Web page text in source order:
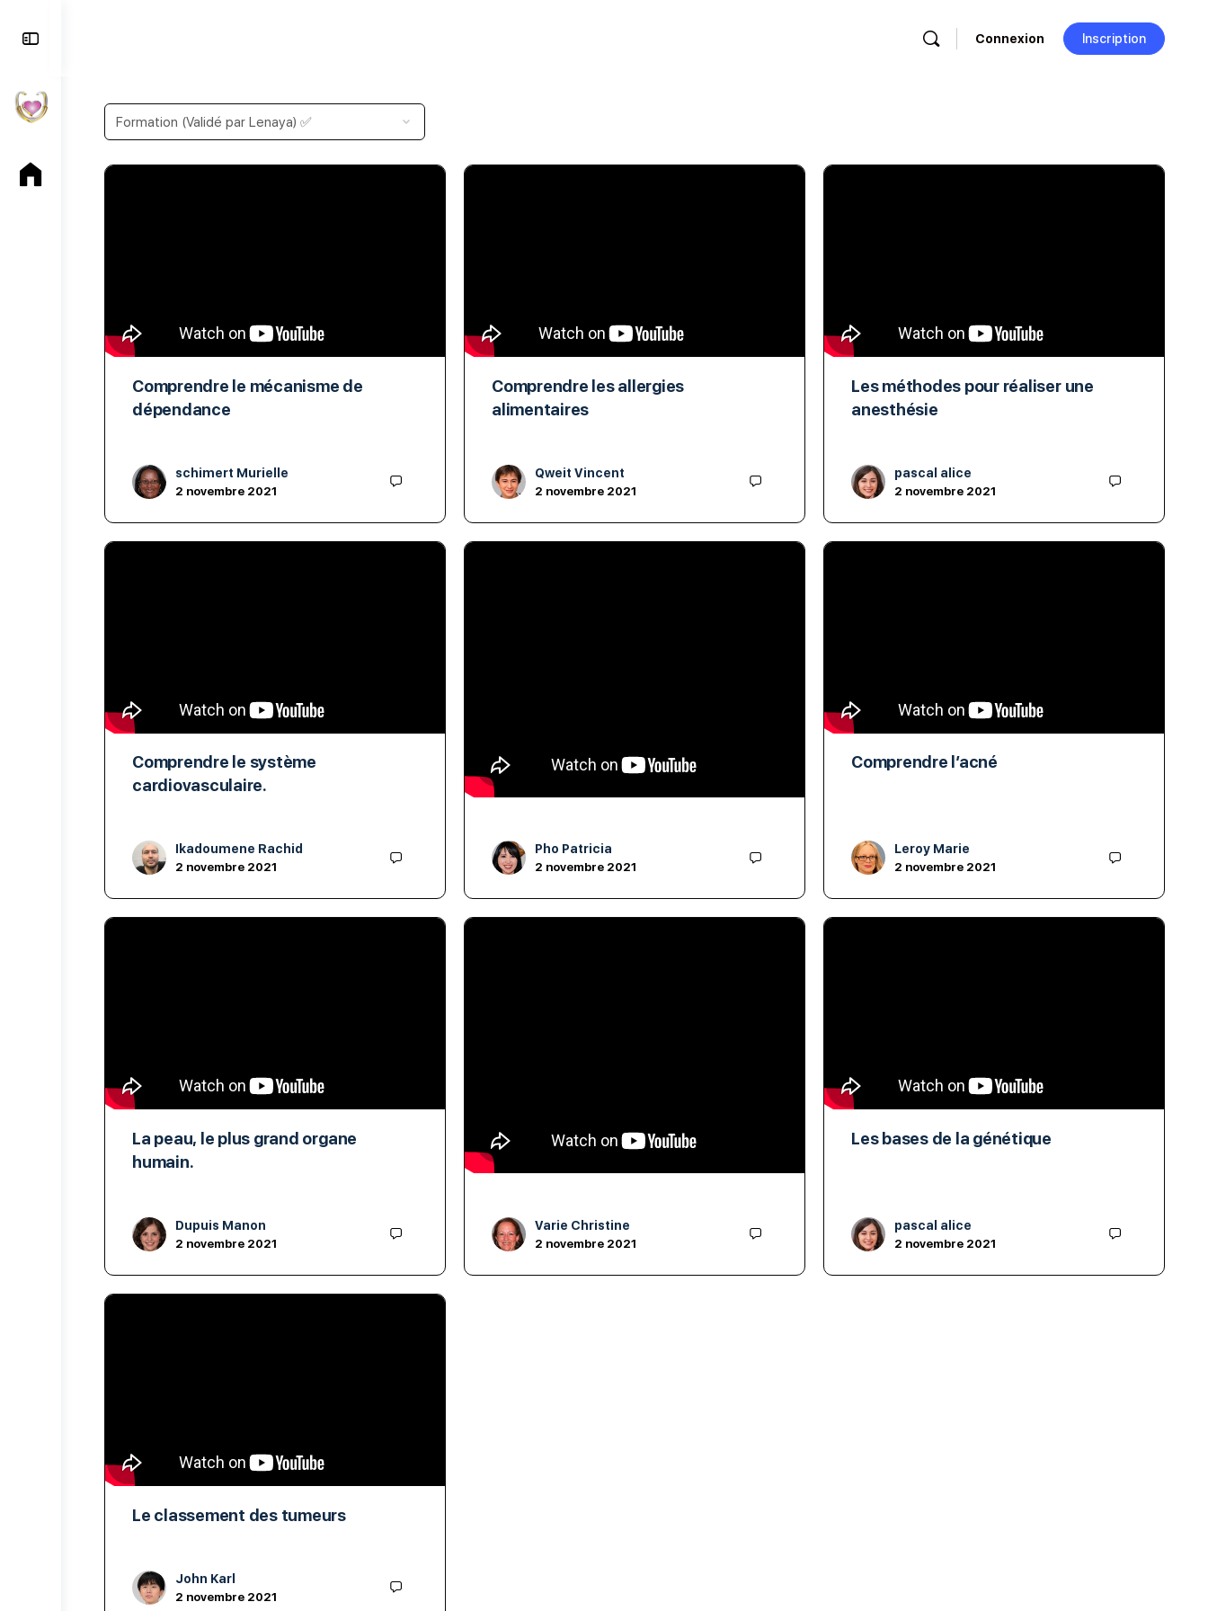
Panel
Connexion Inscription
Comprendre le mécanisme de
dépendance
schimert Murielle
2 novembre 2021
Comprendre les allergies
alimentaires
Qweit Vincent
2 novembre 2021
Les méthodes pour réaliser une
anesthésie
pascal alice
2 novembre 2021
Comprendre le système
cardiovasculaire.
Ikadoumene Rachid
2 novembre 2021
L’anatomie du cœur humain.
Pho Patricia
2 novembre 2021
Comprendre l’acné
Leroy Marie
2 novembre 2021
La peau, le plus grand organe
humain.
Dupuis Manon
2 novembre 2021
Le système endocrinien : masculin
et féminin
Varie Christine
2 novembre 2021
Les bases de la génétique
pascal alice
2 novembre 2021
Le classement des tumeurs
John Karl
2 novembre 2021